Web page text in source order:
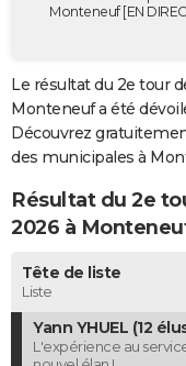
Destinations
City break
Voyage nature
Voyage de noces
Forum
BONS PLANS
CARTE DE VOEUX
Carte de Noël
Carte Bonne année
Carte Saint-Valentin
Carte Pâques
Carte d'anniversaire
DICTIONNAIRE
COPAINS D'AVANT
S'inscrire
Se connecter
Lycées
Collèges
Primaires
Universités
Entreprises
Service militaire
Avis de recherche
AVIS DE DÉCÈS
Monteneuf [EN
Le résultat du 2e tour
Monteneuf a été
Découvrez
des municipales à
Résultat du 2e
2026 à
Tête de liste
Liste
Yann YHUEL (12
L'expérience au